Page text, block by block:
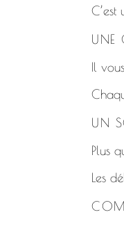
UNE
Il
UN
Plus
Les